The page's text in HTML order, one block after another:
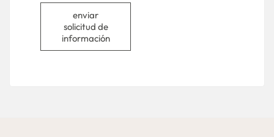
enviar
solicitud de
información